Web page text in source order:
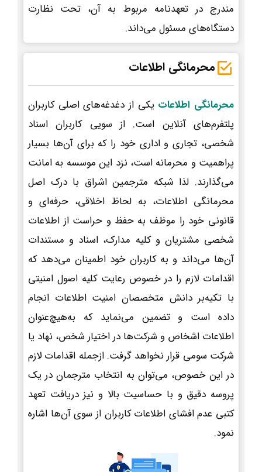
مندرج در تعهدنامه مربوط به آن، تحت نظارت
دستگاه‌های مسئول می‌داند.
محرمانگی اطلاعات
محرمانگی اطلاعات یکی از دغدغه‌های اصلی کاربران
پلتفرم‌های آنلاین است. از سویی کاربران اسناد
شخصی، تجاری و اداری خود را که برای آن‌ها بسیار
پراهمیت و محرمانه است، نزد این موسسه به امانت
می‌گذارند. لذا شبکه مترجمین اشراق با درک اصل
محرمانگی اطلاعات، به لحاظ اخلاقی، حرفه‌ای و
قانونی خود را موظف به حفظ و حراست از اطلاعات
شخصی مشتریان و کلیه مدارک، اسناد و مستندات
آن‌ها می‌داند و به کاربران خود اطمینان می‌دهد که
اقدامات لازم را در خصوص رعایت کلیه اصول امنیتی
با تکیه‌بر دانش متخصصان امنیت اطلاعات انجام
داده است و تضمین می‌نماید که به‌هیچ‌عنوان
اطلاعات اشخاص و شرکت‌ها در اختیار شخص، نهاد یا
شرکت سومی قرار نخواهد گرفت. ازجمله اقدامات لازم
در این خصوص، می‌توان به انتخاب مترجمان در یک
پروسه دقیق و با حساسیت بالا و نیز دریافت تعهد
کتبی عدم افشای اطلاعات کاربران از سوی آن‌ها اشاره
نمود.